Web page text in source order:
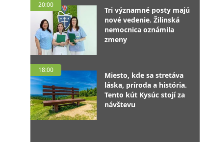
20:00
Tri významné posty majú
nové vedenie. Žilinská
nemocnica oznámila
zmeny
18:00
Miesto, kde sa stretáva
láska, príroda a história.
Tento kút Kysúc stojí za
návštevu